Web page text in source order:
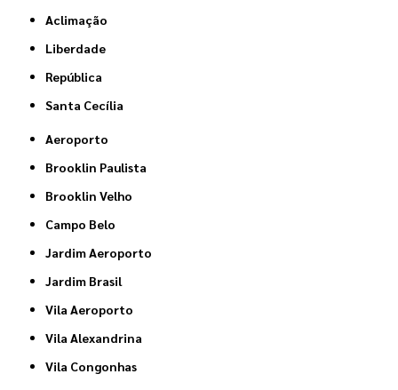
Aclimação
Liberdade
República
Santa Cecília
Aeroporto
Brooklin Paulista
Brooklin Velho
Campo Belo
Jardim Aeroporto
Jardim Brasil
Vila Aeroporto
Vila Alexandrina
Vila Congonhas